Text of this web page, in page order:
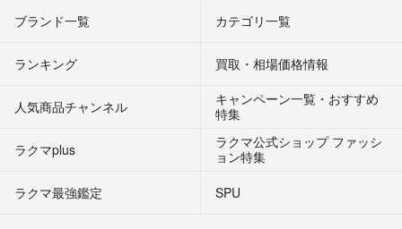
ブランド一覧 カテゴリ一覧
ランキング 買取・相場価格情報
人気商品チャンネル
キャンペーン一覧・おすすめ
特集
ラクマplus
ラクマ公式ショップ ファッシ
ョン特集
ラクマ最強鑑定
SPU